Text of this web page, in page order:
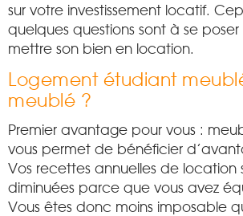
sur votre investissement locatif.
quelques questions sont à se
mettre son bien en location.
Logement étudiant
meublé ?
Premier avantage pour vous :
vous permet de bénéficier
Vos recettes annuelles de location
diminuées parce que vous avez
Vous êtes donc moins imposable